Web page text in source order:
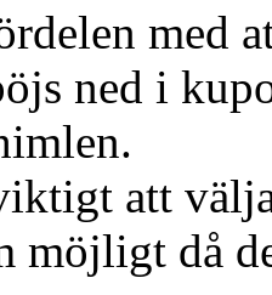
med
ned i
att
möjligt då